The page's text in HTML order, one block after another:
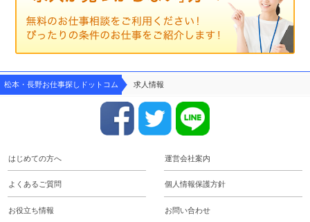
松本・長野お仕事探しドットコム 求人情報
はじめての方へ 運営会社案内
よくあるご質問 個人情報保護方針
お役立ち情報 お問い合わせ